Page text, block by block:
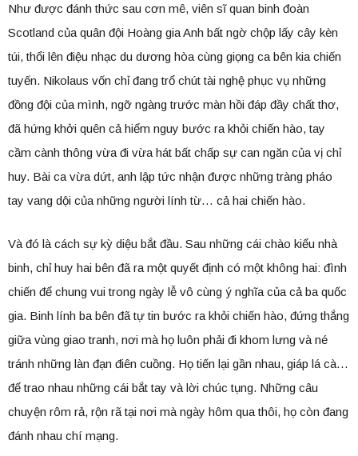
Như được đánh thức sau cơn mê, viên sĩ quan binh đoàn
Scotland của quân đội Hoàng gia Anh bất ngờ chộp lấy cây kèn
túi, thổi lên điệu nhạc du dương hòa cùng giọng ca bên kia chiến
tuyến. Nikolaus vốn chỉ đang trổ chút tài nghệ phục vụ những
đồng đội của mình, ngỡ ngàng trước màn hồi đáp đầy chất thơ,
đã hứng khởi quên cả hiểm nguy bước ra khỏi chiến hào, tay
cầm cành thông vừa đi vừa hát bất chấp sự can ngăn của vị chỉ
huy. Bài ca vừa dứt, anh lập tức nhận được những tràng pháo
tay vang dội của những người lính từ… cả hai chiến hào.
Và đó là cách sự kỳ diệu bắt đầu. Sau những cái chào kiểu nhà
binh, chỉ huy hai bên đã ra một quyết định có một không hai: đình
chiến để chung vui trong ngày lễ vô cùng ý nghĩa của cả ba quốc
gia. Binh lính ba bên đã tự tin bước ra khỏi chiến hào, đứng thắng
giữa vùng giao tranh, nơi mà họ luôn phải đi khom lưng và né
tránh những làn đạn điên cuồng. Họ tiến lại gần nhau, giáp lá cà…
để trao nhau những cái bắt tay và lời chúc tụng. Những câu
chuyện rôm rả, rộn rã tại nơi mà ngày hôm qua thôi, họ còn đang
đánh nhau chí mạng.